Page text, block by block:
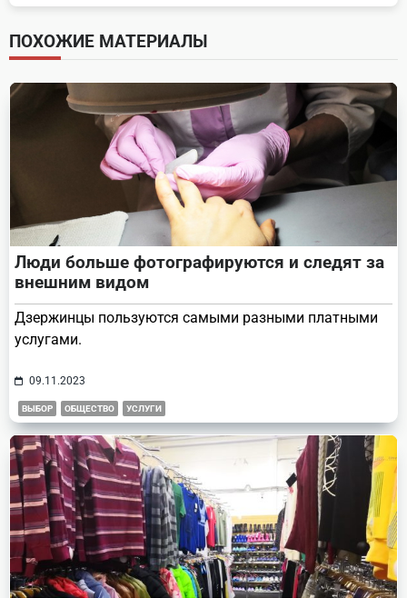
screen-
reader-
text">Page</span>
ПОХОЖИЕ МАТЕРИАЛЫ
Люди больше фотографируются и следят за
внешним видом
Дзержинцы пользуются самыми разными платными
услугами.
09.11.2023
ВЫБОР ОБЩЕСТВО УСЛУГИ